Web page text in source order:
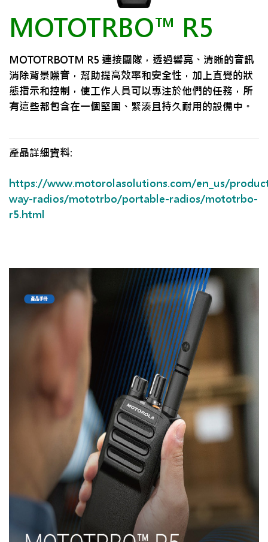
MOTOTRBO™ R5
MOTOTRBOTM R5 連接團隊，透過響亮、清晰的音訊
消除背景噪音，幫助提高效率和安全性，加上直覺的狀
態指示和控制，使工作人員可以專注於他們的任務，所
有這些都包含在一個堅固、緊湊且持久耐用的設備中。
產品詳細資料:
https://www.motorolasolutions.com/en_us/
way-radios/mototrbo/portable-radios/mototrbo-
r5.html